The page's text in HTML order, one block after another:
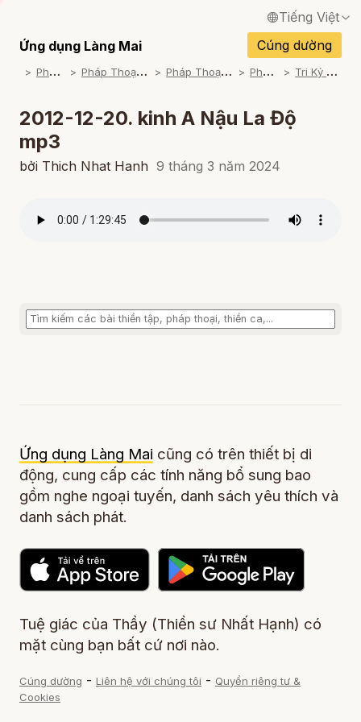
Tiếng Việt
English / Tiếng Anh
Français / Tiếng Pháp
Español / Tiếng Tây Ban Nha
Italiano / Tiếng Ý
Ứng dụng Làng Mai
Cúng dường
P
háp Thoại P
háp Thoại Thiền Sư Thích Nhất Hạnh P
háp Thoại Theo Bộ An Cư Kiết Đông P
háp Thoại Mp3 T
ri Kỷ Của Bụt (2012 - 2013)
2012-12-20. kinh A Nậu La Độ
mp3
bởi Thich Nhat Hanh 9 tháng 3 năm 2024
Ứng dụng Làng Mai cũng có trên thiết bị di
động, cung cấp các tính năng bổ sung bao
gồm nghe ngoại tuyến, danh sách yêu thích và
danh sách phát.
Tuệ giác của Thầy (Thiền sư Nhất Hạnh) có
mặt cùng bạn bất cứ nơi nào.
Cúng dường - Liên hệ với chúng tôi - Quyền riêng tư &
Cookies